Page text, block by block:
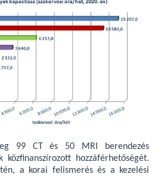
99 CT és 50 MRI berendezés
hozzáférhetőségét.
a korai felismerés és a kezelési